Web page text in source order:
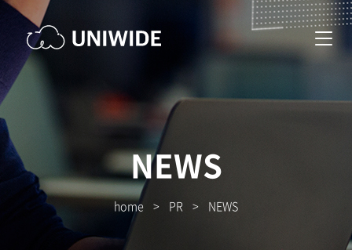
NEWS
home > PR > NEWS